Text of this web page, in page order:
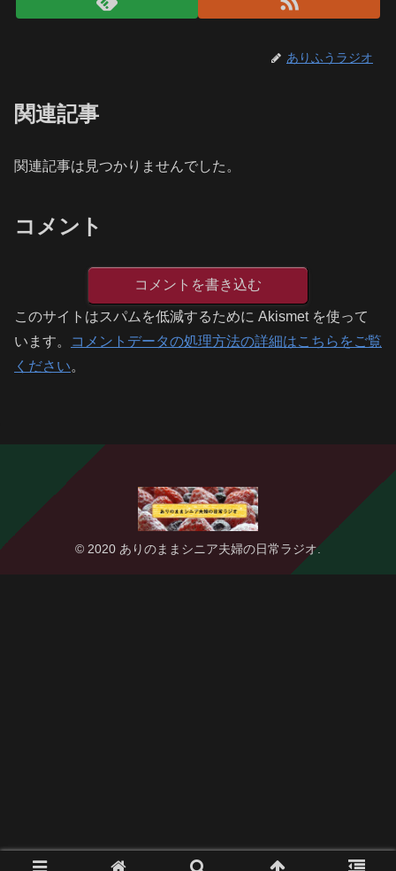
ありふうラジオ
関連記事
関連記事は見つかりませんでした。
コメント
コメントを書き込む
このサイトはスパムを低減するために Akismet を使って
います。
コメントデータの処理方法の詳細はこちらをご覧
ください。
© 2020 ありのままシニア夫婦の日常ラジオ.